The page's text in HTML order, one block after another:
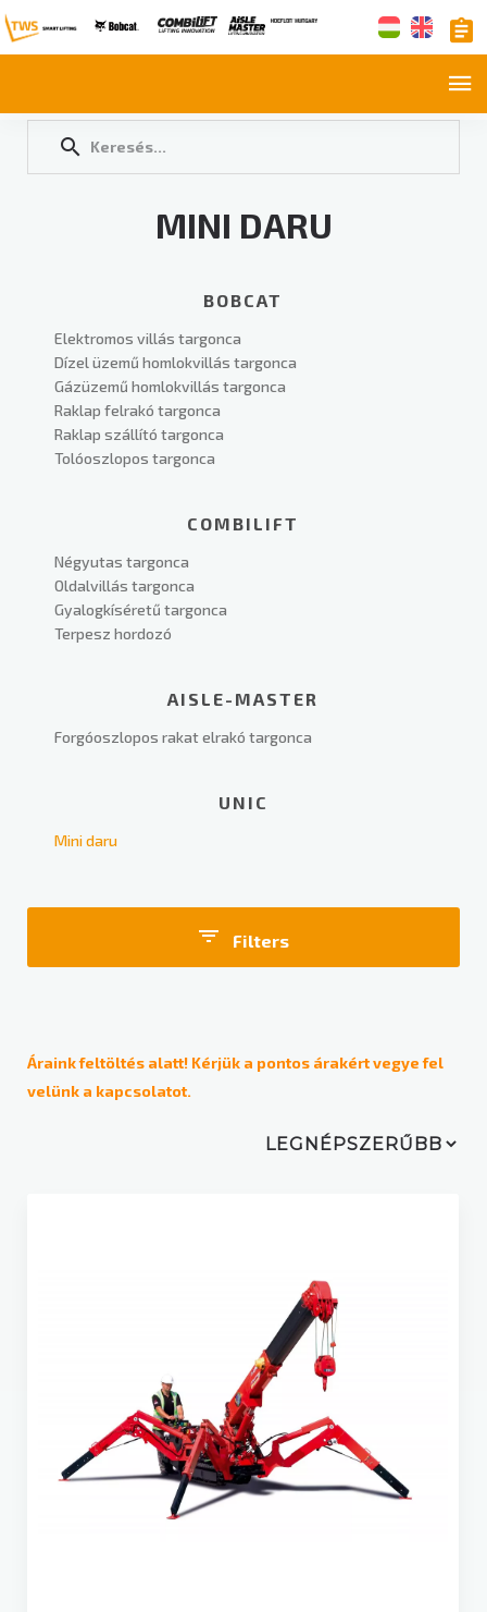
MINI DARU
BOBCAT
Elektromos villás targonca
Dízel üzemű homlokvillás targonca
Gázüzemű homlokvillás targonca
Raklap felrakó targonca
Raklap szállító targonca
Tolóoszlopos targonca
COMBILIFT
Négyutas targonca
Oldalvillás targonca
Gyalogkíséretű targonca
Terpesz hordozó
AISLE-MASTER
Forgóoszlopos rakat elrakó targonca
UNIC
Mini daru
Filters
Dizel
Elektromos
Áraink feltöltés alatt! Kérjük a pontos árakért vegye fel
velünk a kapcsolatot.